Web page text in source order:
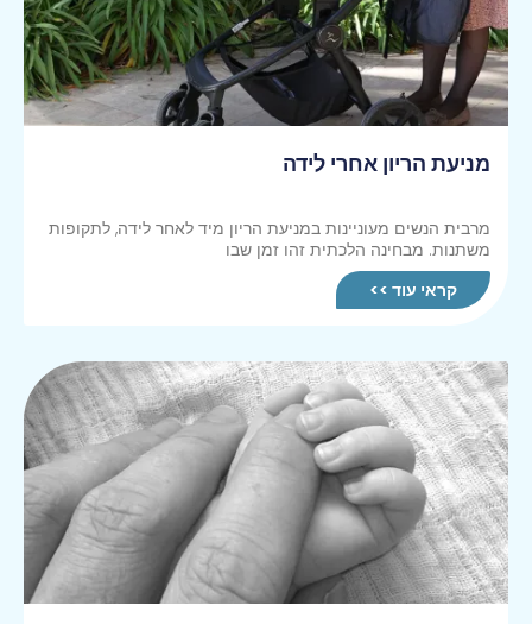
מניעת הריון אחרי לידה
מרבית הנשים מעוניינות במניעת הריון מיד לאחר לידה, לתקופות
משתנות. מבחינה הלכתית זהו זמן שבו
קראי עוד >>